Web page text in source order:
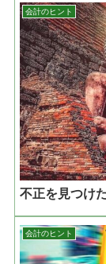
会計のヒント
不正を見つけ
会計のヒント